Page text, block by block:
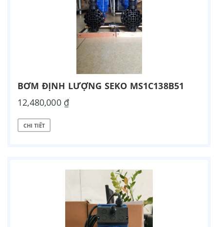
BƠM ĐỊNH LƯỢNG SEKO MS1C138B51
12,480,000 ₫
CHI TIẾT